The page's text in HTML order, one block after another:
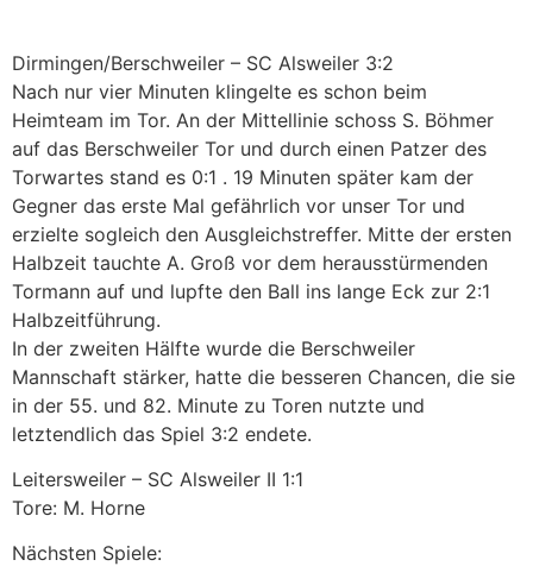
Dirmingen/Berschweiler – SC Alsweiler 3:2
Nach nur vier Minuten klingelte es schon beim
Heimteam im Tor. An der Mittellinie schoss S. Böhmer
auf das Berschweiler Tor und durch einen Patzer des
Torwartes stand es 0:1 . 19 Minuten später kam der
Gegner das erste Mal gefährlich vor unser Tor und
erzielte sogleich den Ausgleichstreffer. Mitte der ersten
Halbzeit tauchte A. Groß vor dem herausstürmenden
Tormann auf und lupfte den Ball ins lange Eck zur 2:1
Halbzeitführung.
In der zweiten Hälfte wurde die Berschweiler
Mannschaft stärker, hatte die besseren Chancen, die sie
in der 55. und 82. Minute zu Toren nutzte und
letztendlich das Spiel 3:2 endete.
Leitersweiler – SC Alsweiler II 1:1
Tore: M. Horne
Nächsten Spiele: